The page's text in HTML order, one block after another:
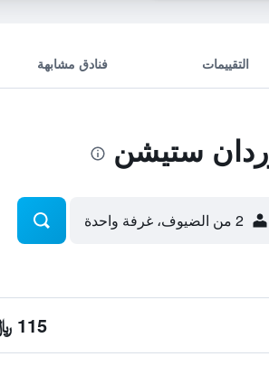
التقييمات فنادق مشابهة
ستيشن
2 من الضيوف، غرفة واحدة
115 ﷼